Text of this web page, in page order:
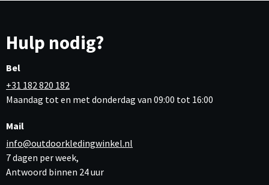
Hulp nodig?
Bel
+31 182 820 182
Maandag tot en met donderdag van 09:00 tot 16:00
Mail
info@outdoorkledingwinkel.nl
7 dagen per week,
Antwoord binnen 24 uur